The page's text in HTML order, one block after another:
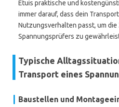
Etuis praktische und
immer darauf, dass dein
Nutzungsverhalten passt, um
Spannungsprüfers zu
Typische
Transport eines
Baustellen und